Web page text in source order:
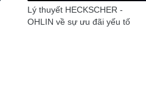
Lý thuyết HECKSCHER -
OHLIN về sự ưu đãi yếu tố